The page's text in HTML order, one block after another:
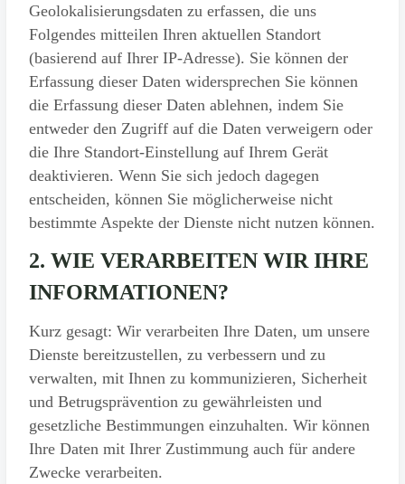
Geolokalisierungsdaten zu erfassen, die uns
Folgendes mitteilen Ihren aktuellen Standort
(basierend auf Ihrer IP-Adresse). Sie können der
Erfassung dieser Daten widersprechen Sie können
die Erfassung dieser Daten ablehnen, indem Sie
entweder den Zugriff auf die Daten verweigern oder
die Ihre Standort-Einstellung auf Ihrem Gerät
deaktivieren. Wenn Sie sich jedoch dagegen
entscheiden, können Sie möglicherweise nicht
bestimmte Aspekte der Dienste nicht nutzen können.
2. WIE VERARBEITEN WIR IHRE
INFORMATIONEN?
Kurz gesagt: Wir verarbeiten Ihre Daten, um unsere
Dienste bereitzustellen, zu verbessern und zu
verwalten, mit Ihnen zu kommunizieren, Sicherheit
und Betrugsprävention zu gewährleisten und
gesetzliche Bestimmungen einzuhalten. Wir können
Ihre Daten mit Ihrer Zustimmung auch für andere
Zwecke verarbeiten.